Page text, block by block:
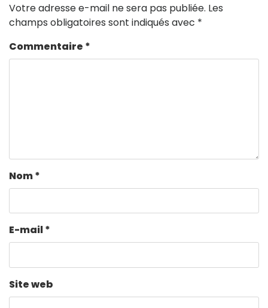
Votre adresse e-mail ne sera pas publiée. Les
champs obligatoires sont indiqués avec *
Commentaire *
Nom*
E-mail*
Site web